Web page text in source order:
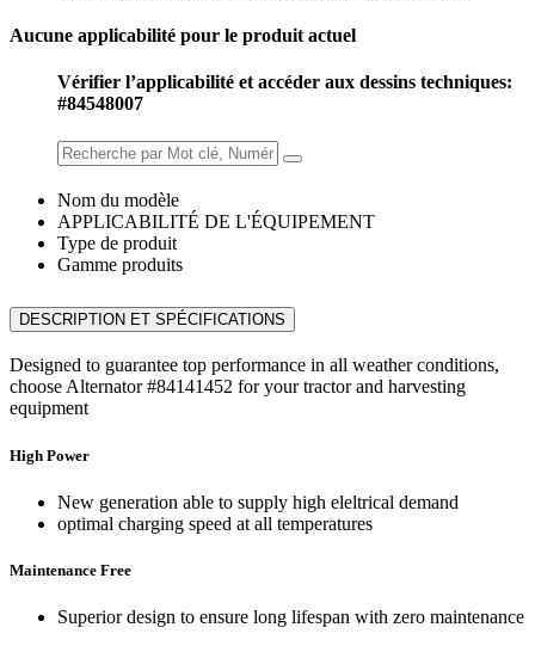
Aucune applicabilité pour le produit actuel
Vérifier l’applicabilité et accéder aux dessins techniques:
#84548007
Nom du modèle
APPLICABILITÉ DE L'ÉQUIPEMENT
Type de produit
Gamme produits
DESCRIPTION ET SPÉCIFICATIONS
Designed to guarantee top performance in all weather conditions,
choose Alternator #84141452 for your tractor and harvesting
equipment
High Power
New generation able to supply high eleltrical demand
optimal charging speed at all temperatures
Maintenance Free
Superior design to ensure long lifespan with zero maintenance